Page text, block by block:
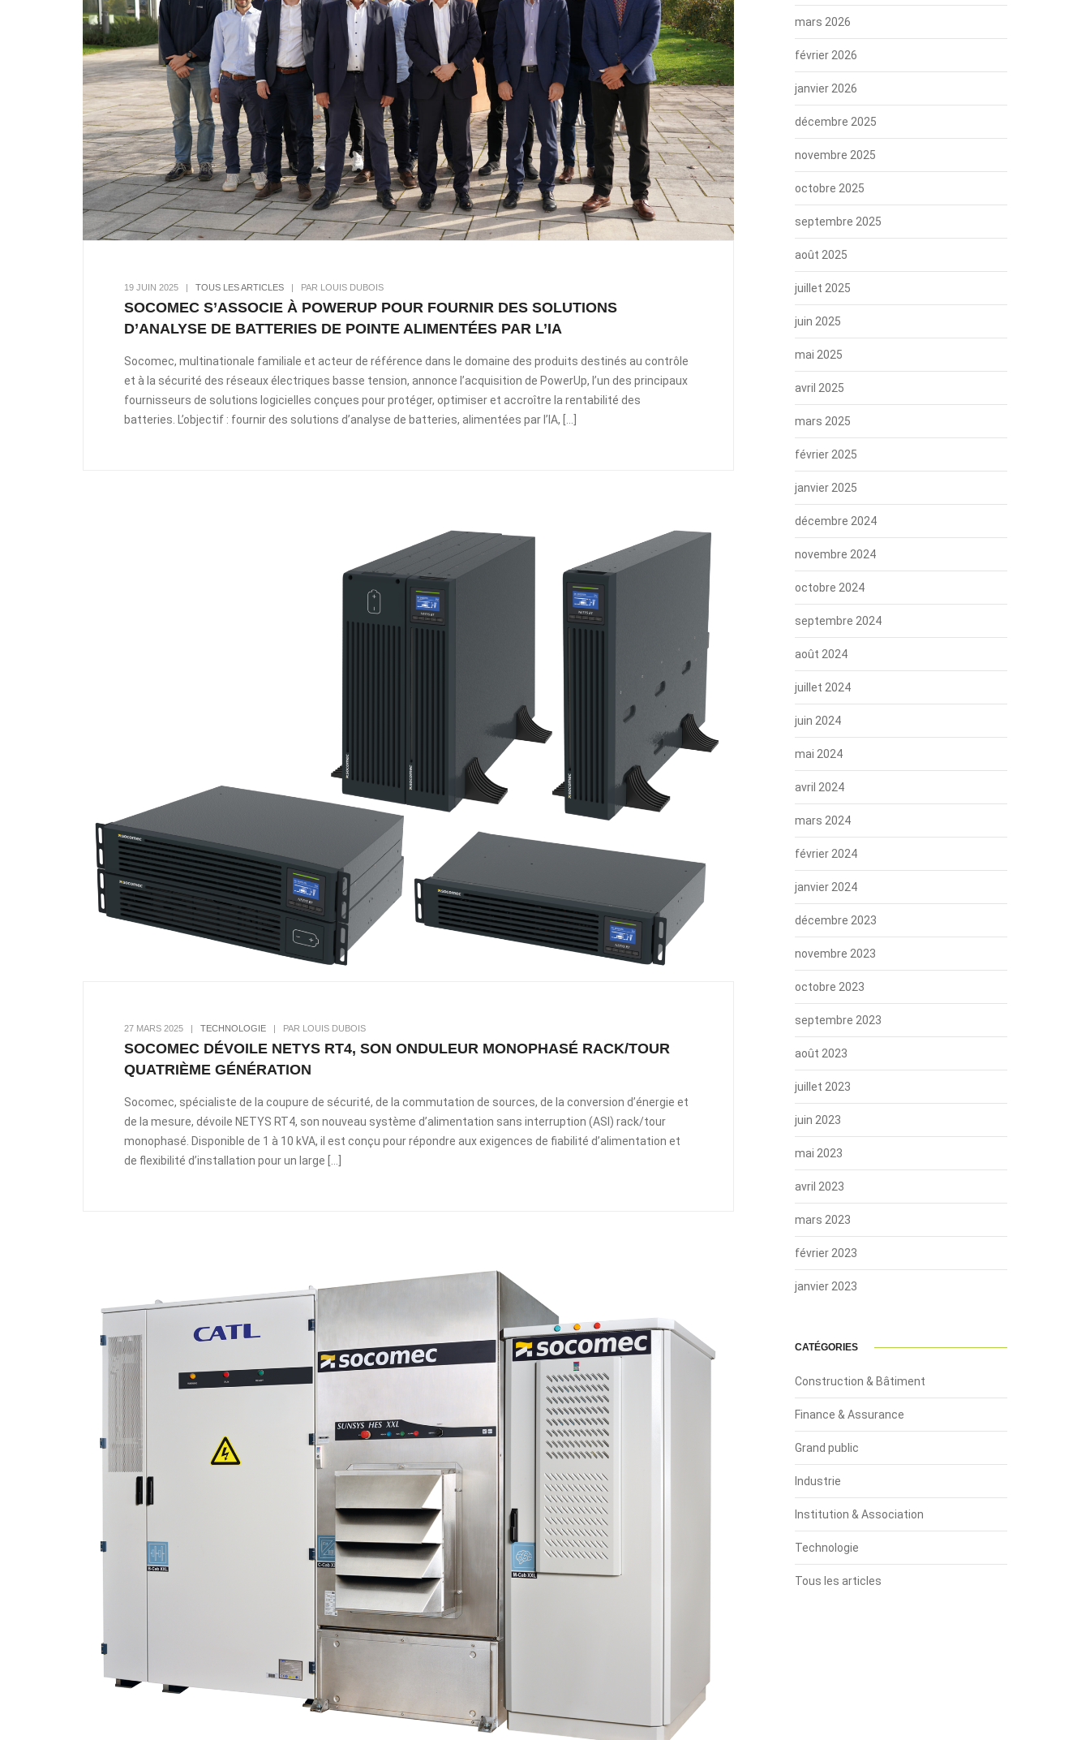
19 JUIN 2025 TOUS LES ARTICLES PAR LOUIS DUBOIS
SOCOMEC S’ASSOCIE À POWERUP POUR FOURNIR DES SOLUTIONS
D’ANALYSE DE BATTERIES DE POINTE ALIMENTÉES PAR L’IA
Socomec, multinationale familiale et acteur de référence dans le domaine des produits destinés au contrôle
et à la sécurité des réseaux électriques basse tension, annonce l’acquisition de PowerUp, l’un des principaux
fournisseurs de solutions logicielles conçues pour protéger, optimiser et accroître la rentabilité des
batteries. L’objectif : fournir des solutions d’analyse de batteries, alimentées par l’IA, […]
27 MARS 2025 TECHNOLOGIE PAR LOUIS DUBOIS
SOCOMEC DÉVOILE NETYS RT4, SON ONDULEUR MONOPHASÉ RACK/TOUR
QUATRIÈME GÉNÉRATION
Socomec, spécialiste de la coupure de sécurité, de la commutation de sources, de la conversion d’énergie et
de la mesure, dévoile NETYS RT4, son nouveau système d’alimentation sans interruption (ASI) rack/tour
monophasé. Disponible de 1 à 10 kVA, il est conçu pour répondre aux exigences de fiabilité d’alimentation et
de flexibilité d’installation pour un large […]
mars 2026
février 2026
janvier 2026
décembre 2025
novembre 2025
octobre 2025
septembre 2025
août 2025
juillet 2025
juin 2025
mai 2025
avril 2025
mars 2025
février 2025
janvier 2025
décembre 2024
novembre 2024
octobre 2024
septembre 2024
août 2024
juillet 2024
juin 2024
mai 2024
avril 2024
mars 2024
février 2024
janvier 2024
décembre 2023
novembre 2023
octobre 2023
septembre 2023
août 2023
juillet 2023
juin 2023
mai 2023
avril 2023
mars 2023
février 2023
janvier 2023
CATÉGORIES
Construction & Bâtiment
Finance & Assurance
Grand public
Industrie
Institution & Association
Technologie
Tous les articles